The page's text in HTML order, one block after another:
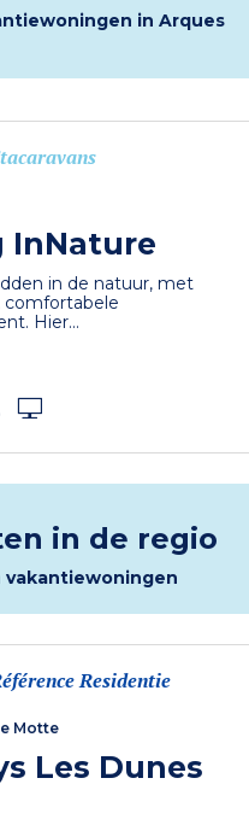
in Arques
InNature
in de natuur, met
comfortabele
Hier...
in de regio
Residentie
Motte
Les Dunes